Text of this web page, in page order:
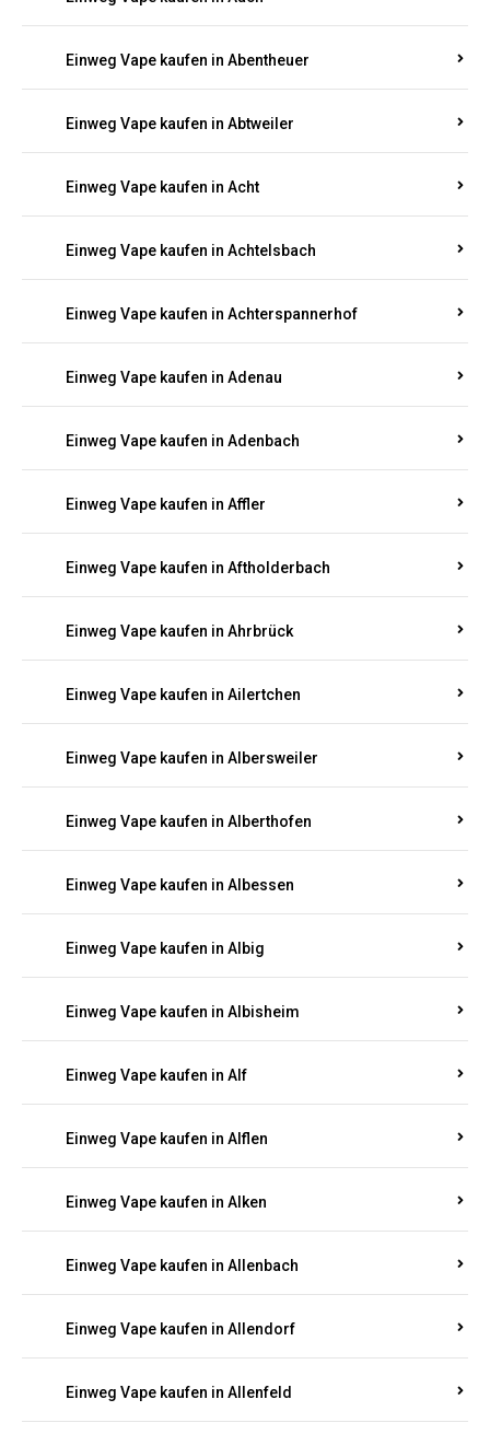
Einweg Vape kaufen in Abentheuer
Einweg Vape kaufen in Abtweiler
Einweg Vape kaufen in Acht
Einweg Vape kaufen in Achtelsbach
Einweg Vape kaufen in Achterspannerhof
Einweg Vape kaufen in Adenau
Einweg Vape kaufen in Adenbach
Einweg Vape kaufen in Affler
Einweg Vape kaufen in Aftholderbach
Einweg Vape kaufen in Ahrbrück
Einweg Vape kaufen in Ailertchen
Einweg Vape kaufen in Albersweiler
Einweg Vape kaufen in Alberthofen
Einweg Vape kaufen in Albessen
Einweg Vape kaufen in Albig
Einweg Vape kaufen in Albisheim
Einweg Vape kaufen in Alf
Einweg Vape kaufen in Alflen
Einweg Vape kaufen in Alken
Einweg Vape kaufen in Allenbach
Einweg Vape kaufen in Allendorf
Einweg Vape kaufen in Allenfeld